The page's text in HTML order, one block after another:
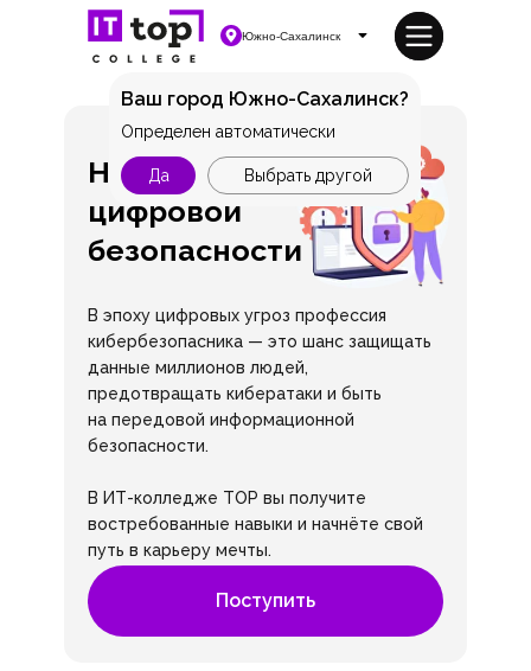
Южно-Сахалинск
Ваш город Южно-Сахалинск?
Да Выбрать другой
Определен автоматически
В эпоху цифровых угроз профессия
кибербезопасника — это шанс защищать
данные миллионов людей,
предотвращать кибератаки и быть
на передовой информационной
безопасности.
В ИТ-колледже TOP вы получите
востребованные навыки и начнёте свой
путь в карьеру мечты.
На страже
цифровой
безопасности
Поступить